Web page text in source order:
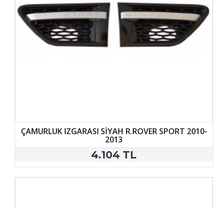
ÇAMURLUK IZGARASI SİYAH R.ROVER SPORT 2010-
2013
4.104 TL